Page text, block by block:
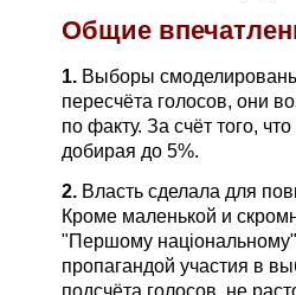
Общие
1. Выборы
пересчёта голосов, они
по факту. За счёт того,
добирая до 5%.
2. Власть сделала для
Кроме маленькой и
"Першому
пропагандой участия в
подсчёта голосов, не